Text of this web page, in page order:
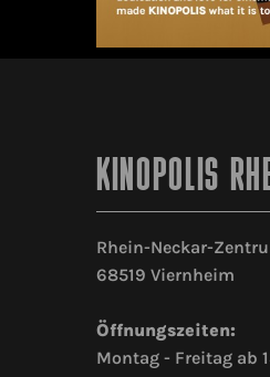
KINOPOLIS
Rhein-Neckar-
68519 Viernheim
Öffnungszeiten:
Montag - Freitag ab